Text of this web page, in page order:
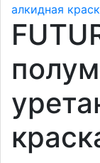
алкидная